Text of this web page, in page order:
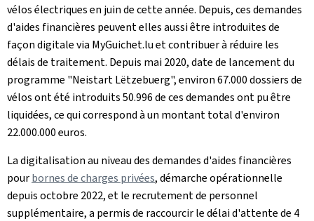
vélos électriques en juin de cette année. Depuis, ces demandes
d'aides financières peuvent elles aussi être introduites de
façon digitale via MyGuichet.lu et contribuer à réduire les
délais de traitement. Depuis mai 2020, date de lancement du
programme "Neistart Lëtzebuerg", environ 67.000 dossiers de
vélos ont été introduits 50.996 de ces demandes ont pu être
liquidées, ce qui correspond à un montant total d'environ
22.000.000 euros.
La digitalisation au niveau des demandes d'aides financières
pourbornes de charges privées, démarche opérationnelle
depuis octobre 2022, et le recrutement de personnel
supplémentaire, a permis de raccourcir le délai d'attente de 4